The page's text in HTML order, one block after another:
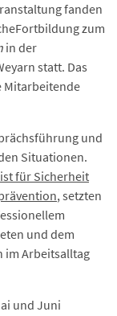
fanden
zum
in der
statt. Das
Mitarbeitende
und
Situationen.
für Sicherheit
, setzten
und dem
im Arbeitsalltag
und Juni